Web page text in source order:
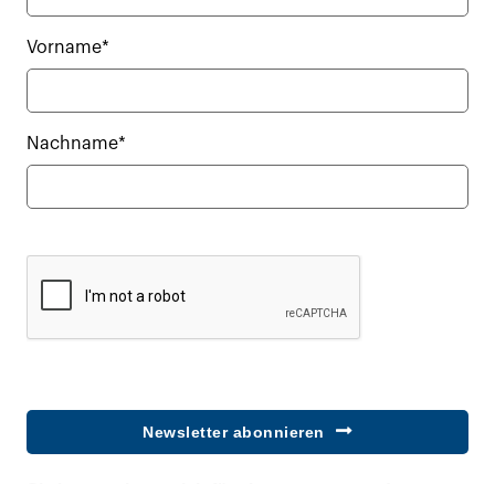
Vorname*
Nachname*
Newsletter abonnieren